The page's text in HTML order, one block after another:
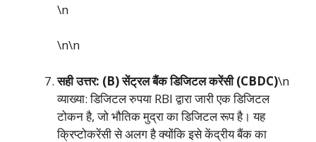
\n
\n\n
सही उत्तर: (B) सेंट्रल बैंक डिजिटल करेंसी (CBDC)\n
व्याख्या: डिजिटल रुपया RBI द्वारा जारी एक डिजिटल
टोकन है, जो भौतिक मुद्रा का डिजिटल रूप है। यह
क्रिप्टोकरेंसी से अलग है क्योंकि इसे केंद्रीय बैंक का